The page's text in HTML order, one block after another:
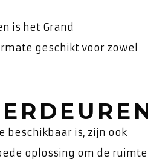
is het Grand
geschikt voor zowel
beschikbaar is, zijn ook
oplossing om de ruimte